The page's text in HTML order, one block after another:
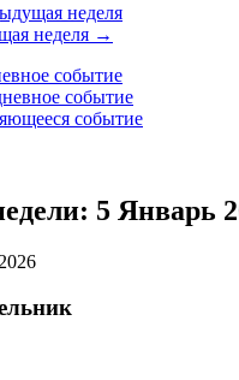
неделя
неделя →
событие
событие
событие
5 Январь